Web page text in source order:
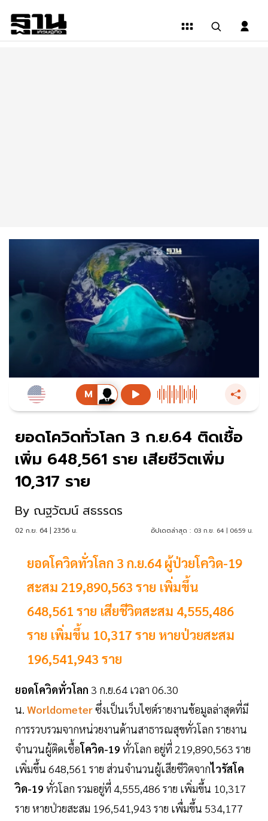
ยอดโควิดทั่วโลก 3 ก.ย.64 ติดเชื้อ
เพิ่ม 648,561 ราย เสียชีวิตเพิ่ม
10,317 ราย
By ณฐวัฒน์ สธรรดร
02 ก.ย. 64 | 23:56 น. อัปเดตล่าสุด : 03 ก.ย. 64 | 06:59 น.
ยอดโควิดทั่วโลก 3 ก.ย.64 ผู้ป่วยโควิด-19
สะสม 219,890,563 ราย เพิ่มขึ้น
648,561 ราย เสียชีวิตสะสม 4,555,486
ราย เพิ่มขึ้น 10,317 ราย หายป่วยสะสม
196,541,943 ราย
ยอดโควิดทั่วโลก 3 ก.ย.64 เวลา 06.30
น. Worldometerซึ่งเป็นเว็บไซต์รายงานข้อมูลล่าสุดที่มี
การรวบรวมจากหน่วยงานด้านสาธารณสุขทั่วโลก รายงาน
จำนวนผู้ติดเชื้อโควิด-19 ทั่วโลก อยู่ที่ 219,890,563 ราย
เพิ่มขึ้น 648,561 ราย ส่วนจำนวนผู้เสียชีวิตจากไวรัสโค
วิด-19 ทั่วโลก รวมอยู่ที่ 4,555,486 ราย เพิ่มขึ้น 10,317
ราย หายป่วยสะสม 196,541,943 ราย เพื่มขึ้น 534,177